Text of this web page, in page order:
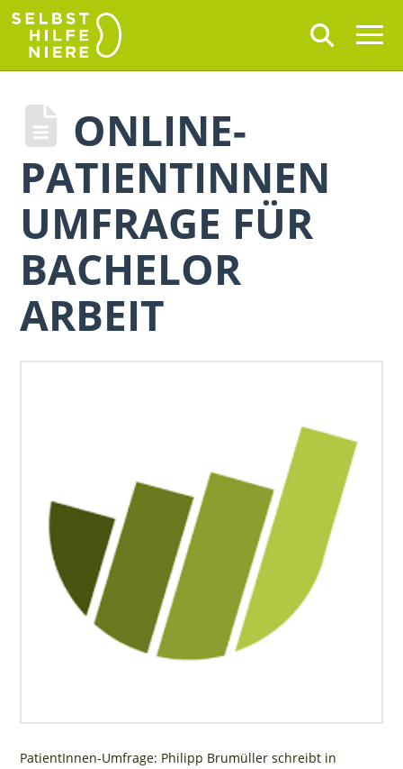
ONLINE-
PATIENTINNEN
UMFRAGE FÜR
BACHELOR
ARBEIT
PatientInnen-Umfrage: Philipp Brumüller schreibt in